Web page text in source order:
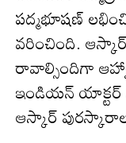
పద్మభూషణ్
వరించింది.
రావాల్సిందిగా
ఇండియన్ యాక్టర్
ఆస్కార్